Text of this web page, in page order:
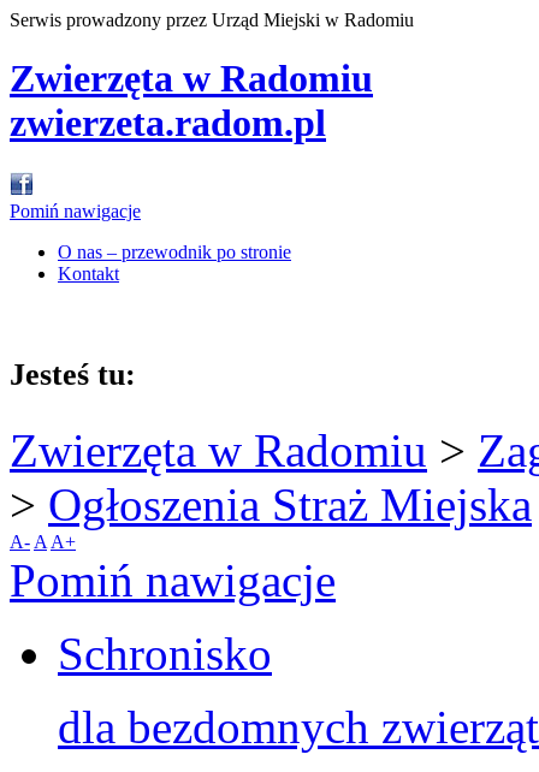
Serwis prowadzony przez Urząd Miejski w Radomiu
Zwierzęta w Radomiu
zwierzeta.radom.pl
Pomiń nawigacje
O nas – przewodnik po stronie
Kontakt
Jesteś tu:
Zwierzęta w Radomiu >
> Ogłoszenia Straż Miejska
A- A A+
Pomiń nawigacje
Schronisko
dla bezdomnych zwierząt